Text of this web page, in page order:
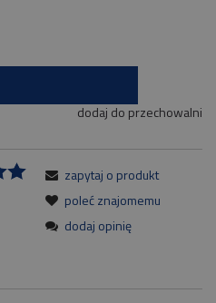
dodaj do przechowalni
zapytaj o produkt
poleć znajomemu
dodaj opinię